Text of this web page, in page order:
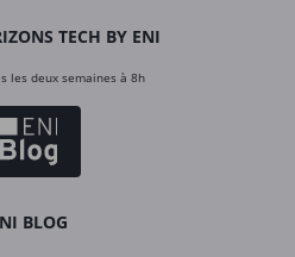
TECH BY ENI
les deux semaines à 8h
BLOG